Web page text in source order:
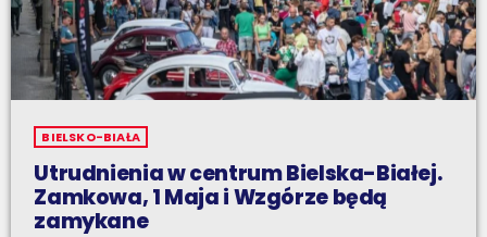
BIELSKO-BIAŁA
Utrudnienia w centrum Bielska-Białej.
Zamkowa, 1 Maja i Wzgórze będą
zamykane